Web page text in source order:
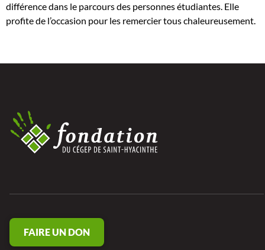
différence dans le parcours des personnes étudiantes. Elle
profite de l’occasion pour les remercier tous chaleureusement.
FAIRE UN DON